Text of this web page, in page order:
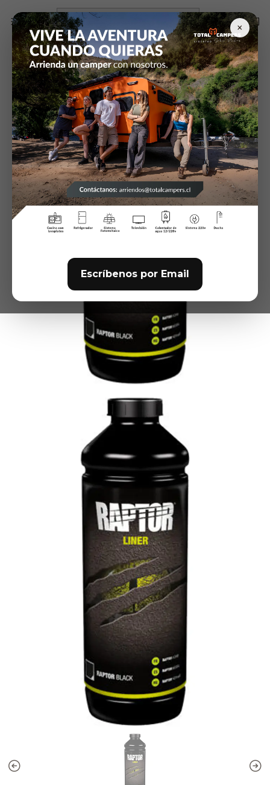
×
Escríbenos por Email
Inicio Pintura y Masillas Kit RAPTOR 1L NEGRO